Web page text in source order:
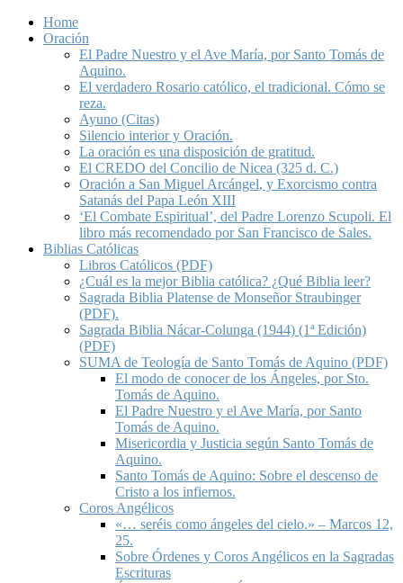
Home
Oración
El Padre Nuestro y el Ave María, por Santo Tomás de
Aquino.
El verdadero Rosario católico, el tradicional. Cómo se
reza.
Ayuno (Citas)
Silencio interior y Oración.
La oración es una disposición de gratitud.
El CREDO del Concilio de Nicea (325 d. C.)
Oración a San Miguel Arcángel, y Exorcismo contra
Satanás del Papa León XIII
‘El Combate Espiritual’, del Padre Lorenzo Scupoli. El
libro más recomendado por San Francisco de Sales.
Biblias Católicas
Libros Católicos (PDF)
¿Cuál es la mejor Biblia católica? ¿Qué Biblia leer?
Sagrada Biblia Platense de Monseñor Straubinger
(PDF).
Sagrada Biblia Nácar-Colunga (1944) (1ª Edición)
(PDF)
SUMA de Teología de Santo Tomás de Aquino (PDF)
El modo de conocer de los Ángeles, por Sto.
Tomás de Aquino.
El Padre Nuestro y el Ave María, por Santo
Tomás de Aquino.
Misericordia y Justicia según Santo Tomás de
Aquino.
Santo Tomás de Aquino: Sobre el descenso de
Cristo a los infiernos.
Coros Angélicos
«… seréis como ángeles del cielo.» – Marcos 12,
25.
Sobre Órdenes y Coros Angélicos en la Sagradas
Escrituras